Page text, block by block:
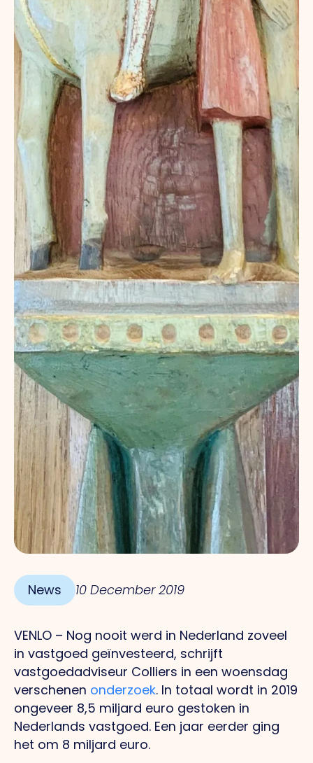
News 10 December 2019
VENLO – Nog nooit werd in Nederland zoveel
in vastgoed geïnvesteerd, schrijft
vastgoedadviseur Colliers in een woensdag
verschenen onderzoek. In totaal wordt in 2019
ongeveer 8,5 miljard euro gestoken in
Nederlands vastgoed. Een jaar eerder ging
het om 8 miljard euro.